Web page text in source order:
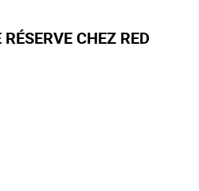
CHEZ RED